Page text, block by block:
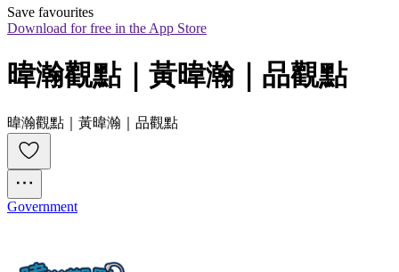
Save favourites
Download for free in the App Store
暐瀚觀點｜黃暐瀚｜品觀點
暐瀚觀點｜黃暐瀚｜品觀點
Government